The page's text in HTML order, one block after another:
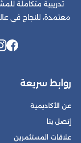
معتمدة، للنجاح في
روابط سريعة
عن الأكاديمية
إتصل بنا
علاقات المستثمرين